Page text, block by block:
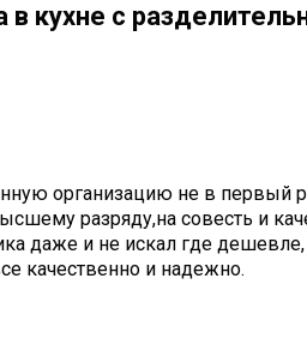
в кухне с
организацию не в первый
разряду,на совесть и
даже и не искал где дешевле,
качественно и надежно.